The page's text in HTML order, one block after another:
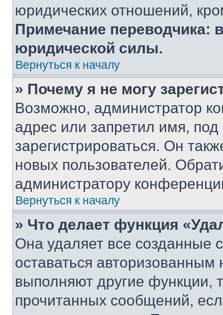
юридических отношений,
Примечание переводчика:
юридической силы.
Вернуться к началу
» Почему я не могу
Возможно, администратор
адрес или запретил имя,
зарегистрироваться. Он
новых пользователей.
администратору
Вернуться к началу
» Что делает функция
Она удаляет все созданные
оставаться
выполняют другие функции,
прочитанных сообщений,